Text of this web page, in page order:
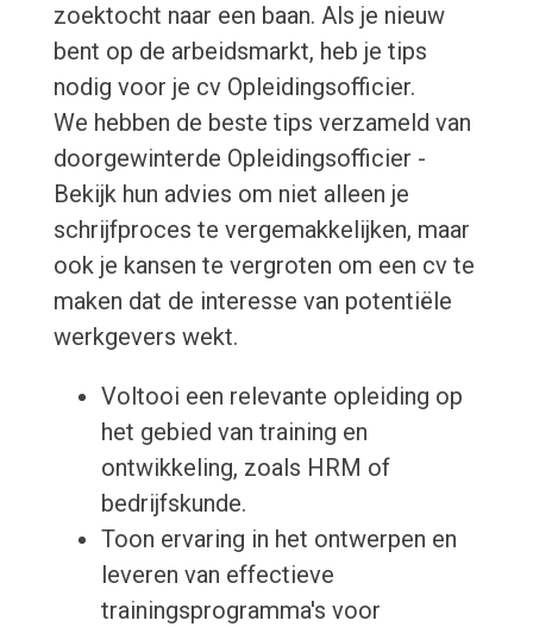
zoektocht naar een baan. Als je nieuw
bent op de arbeidsmarkt, heb je tips
nodig voor je cv Opleidingsofficier.
We hebben de beste tips verzameld van
doorgewinterde Opleidingsofficier -
Bekijk hun advies om niet alleen je
schrijfproces te vergemakkelijken, maar
ook je kansen te vergroten om een cv te
maken dat de interesse van potentiële
werkgevers wekt.
Voltooi een relevante opleiding op
het gebied van training en
ontwikkeling, zoals HRM of
bedrijfskunde.
Toon ervaring in het ontwerpen en
leveren van effectieve
trainingsprogramma's voor